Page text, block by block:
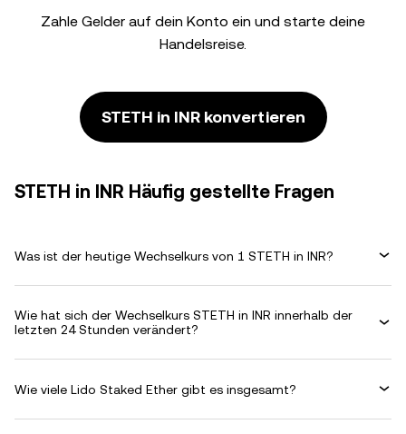
Zahle Gelder auf dein Konto ein und starte deine
Handelsreise.
STETH in INR konvertieren
STETH in INR Häufig gestellte Fragen
Was ist der heutige Wechselkurs von 1 STETH in INR?
Wie hat sich der Wechselkurs STETH in INR innerhalb der
letzten 24 Stunden verändert?
Wie viele Lido Staked Ether gibt es insgesamt?